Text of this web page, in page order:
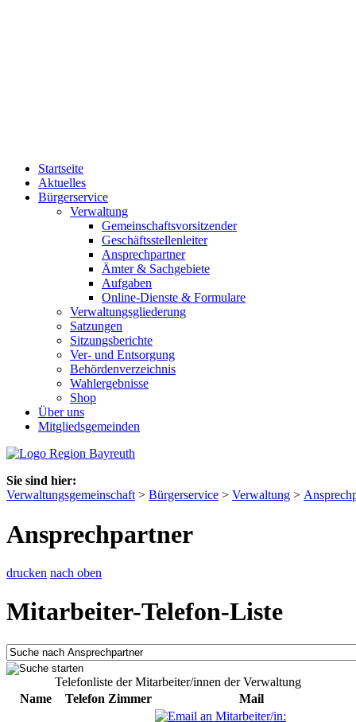
Startseite
Aktuelles
Bürgerservice
Verwaltung
Gemeinschaftsvorsitzender
Geschäftsstellenleiter
Ansprechpartner
Ämter & Sachgebiete
Aufgaben
Online-Dienste & Formulare
Verwaltungsgliederung
Satzungen
Sitzungsberichte
Ver- und Entsorgung
Behördenverzeichnis
Wahlergebnisse
Shop
Über uns
Mitgliedsgemeinden
Sie sind hier:
Verwaltungsgemeinschaft > Bürgerservice > Verwaltung >
Ansprechpartner
drucken nach oben
Mitarbeiter-Telefon-Liste
Telefonliste der Mitarbeiter/innen der Verwaltung
Name
Telefon Zimmer Mail